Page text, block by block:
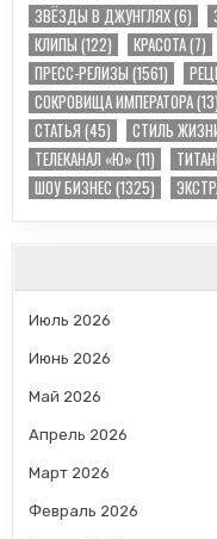
ЗВЁЗДЫ В ДЖУНГЛЯХ(6)
КЛИПЫ (122) КРАСОТА(7)
ПРЕСС-РЕЛИЗЫ (1561)
СОКРОВИЩА ИМПЕРАТОРА(13)
СТАТЬЯ (45) СТИЛЬ
ТЕЛЕКАНАЛ «Ю» (11)
ШОУ БИЗНЕС (1325)
Июль 2026
Июнь 2026
Май 2026
Апрель 2026
Март 2026
Февраль 2026